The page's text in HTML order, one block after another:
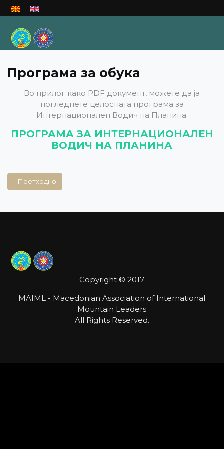
Изберете го вашиот јазик
Програма за обука
Во прилог како PDF документ, можете да ја
погледнете целосната програма за
Интернационален Водич на Планина.
ПРОГРАМА ЗА ИНТЕРНАЦИОНАЛЕН
ВОДИЧ НА ПЛАНИНА
Претходна статија: Цел на обуката за Водич во планина
Претходно
Copyright © 2017
MAIML - Macedonian Association of International
Mountain Leaders
All Rights Reserved.